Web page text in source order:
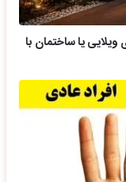
یا ساختمان با